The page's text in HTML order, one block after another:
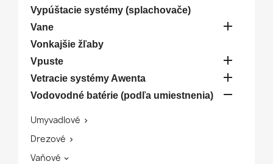
Vypúštacie systémy (splachovače)
Vane

Vonkajšie žľaby
Vpuste

Vetracie systémy Awenta 
Vodovodné batérie (podľa umiestnenia) 
Umyvadlové 
Drezové 
Vaňové 